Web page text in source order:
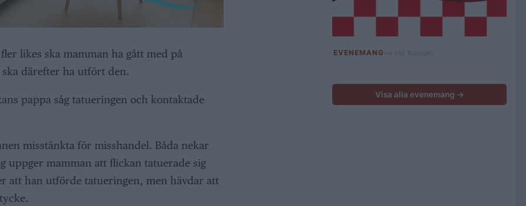
likes ska mamman ha gått med på
därefter ha utfört den.
pappa såg tatueringen och kontaktade
misstänkta för misshandel. Båda nekar
mamman att flickan tatuerade sig
att han utförde tatueringen, men hävdar att